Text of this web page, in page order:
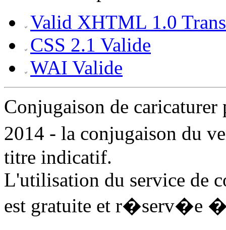
Valid XHTML 1.0
CSS 2.1 Valide
WAI Valide
Conjugaison de
2014 - la conjugaison du
titre indicatif.
L'utilisation du service de
est gratuite et r�serv�e �